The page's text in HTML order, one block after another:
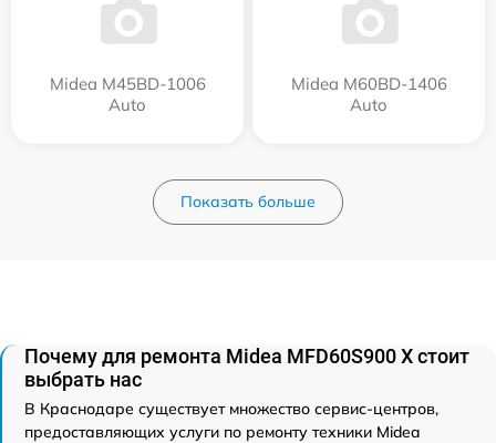
Midea M45BD-1006
Auto
Midea M60BD-1406
Auto
Показать больше
Почему для ремонта Midea MFD60S900 X стоит
выбрать нас
В Краснодаре существует множество сервис-центров,
предоставляющих услуги по ремонту техники Midea